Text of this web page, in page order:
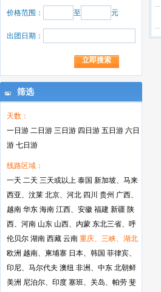
价格范围： 至 元
出团日期：
筛选
天数：
一日游 二日游 三日游 四日游 五日游 六日
游 七日游
线路区域：
一天 二天 三天或以上 泰国 新加坡、马来
西亚、汶莱 北京、河北 四川 贵州 广西、
越南 华东 海南 江西、安徽 福建 新疆 陕
西、河南 山东 山西、内蒙 东北三省、呼
伦贝尔 湖南 西藏 云南 重庆、三峡、湖北
欧洲 越南、柬埔寨 日本、韩国 菲律宾、
印尼、马尔代夫 澳纽 非洲、中东 北朝鲜
美洲 尼泊尔、印度 塞班、关岛、帕劳 斐